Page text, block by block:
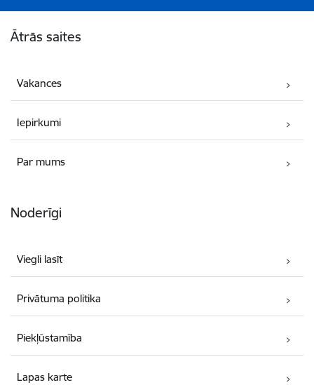
Ātrās saites
Vakances
Iepirkumi
Par mums
Noderīgi
Viegli lasīt
Privātuma politika
Piekļūstamība
Lapas karte